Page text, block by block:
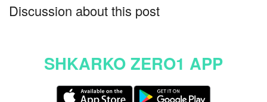
Discussion about this post
SHKARKO ZERO1 APP